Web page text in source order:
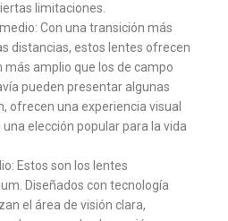
limitaciones.
Con una transición más
distancias, estos lentes ofrecen
más amplio que los de campo
pueden presentar algunas
ofrecen una experiencia visual
elección popular para la vida
Estos son los lentes
Diseñados con tecnología
el área de visión clara,